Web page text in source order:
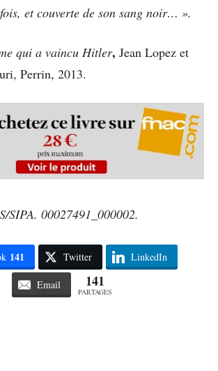
et couverte de son sang noir… ».
qui a vaincu Hitler, Jean Lopez et
Perrin, 2013.
SIPA. 00027491_000002.
141 Twitter LinkedIn
Email 141
PARTAGES